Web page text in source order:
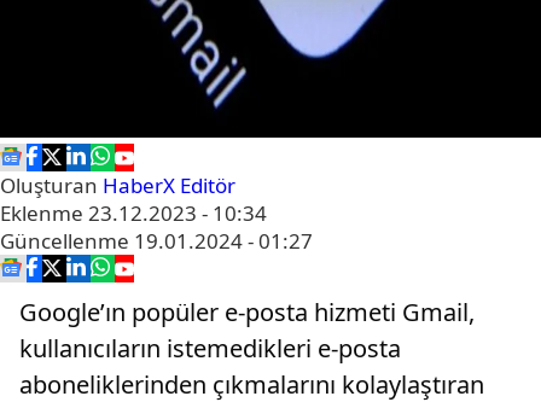
Oluşturan HaberX Editör
Eklenme 23.12.2023 - 10:34
Güncellenme 19.01.2024 - 01:27
Google’ın popüler e-posta hizmeti Gmail,
kullanıcıların istemedikleri e-posta
aboneliklerinden çıkmalarını kolaylaştıran